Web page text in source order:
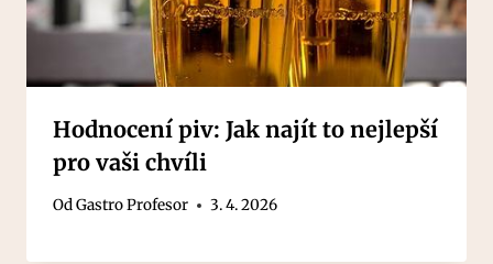
Hodnocení piv: Jak najít to nejlepší
pro vaši chvíli
OdGastro Profesor 3. 4. 2026